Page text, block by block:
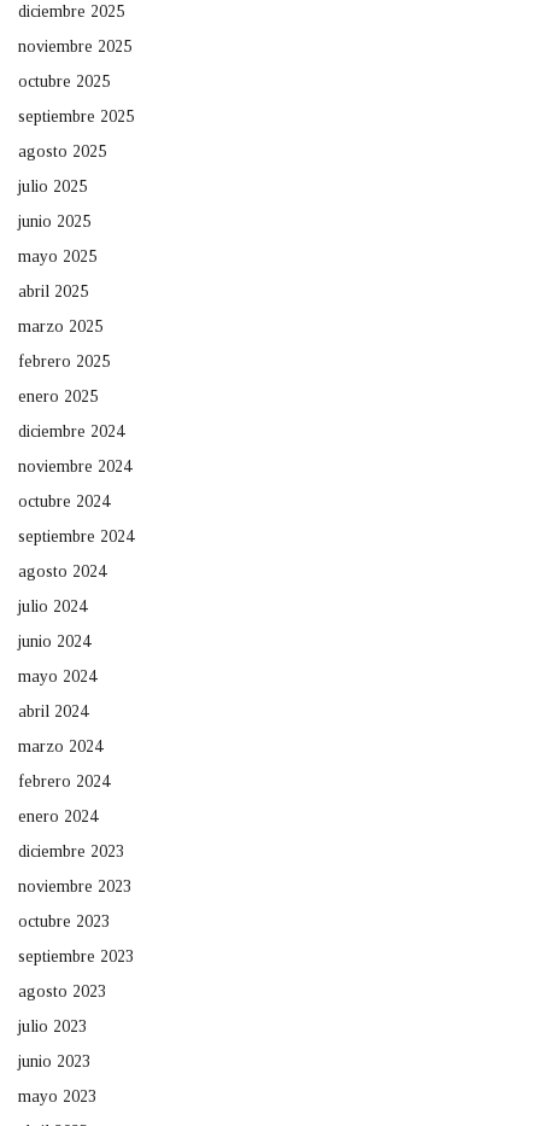
diciembre 2025
noviembre 2025
octubre 2025
septiembre 2025
agosto 2025
julio 2025
junio 2025
mayo 2025
abril 2025
marzo 2025
febrero 2025
enero 2025
diciembre 2024
noviembre 2024
octubre 2024
septiembre 2024
agosto 2024
julio 2024
junio 2024
mayo 2024
abril 2024
marzo 2024
febrero 2024
enero 2024
diciembre 2023
noviembre 2023
octubre 2023
septiembre 2023
agosto 2023
julio 2023
junio 2023
mayo 2023